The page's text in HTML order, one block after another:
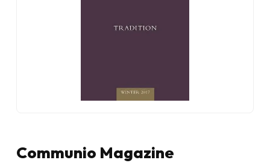
Communio Magazine